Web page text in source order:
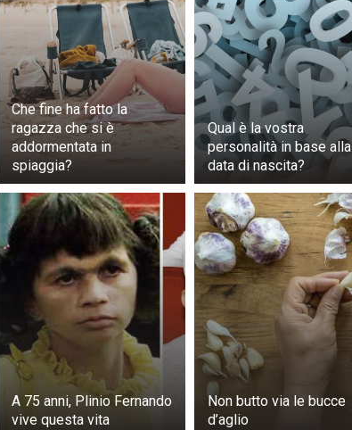
Che fine ha fatto la
ragazza che si è
addormentata in
spiaggia?
Qual è la vostra
personalità in base alla
data di nascita?
A 75 anni, Plinio Fernando
vive questa vita
Non butto via le bucce
d’aglio